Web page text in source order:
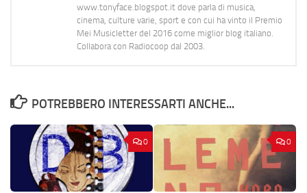
www.tonyface.blogspot.it dove parla di musica,
cinema, culture varie, sport e con cui ha vinto il Premio
Mei Musicletter del 2016 come miglior blog italiano.
Collabora con Radiocoop dal 2003.
POTREBBERO INTERESSARTI ANCHE...
0 0